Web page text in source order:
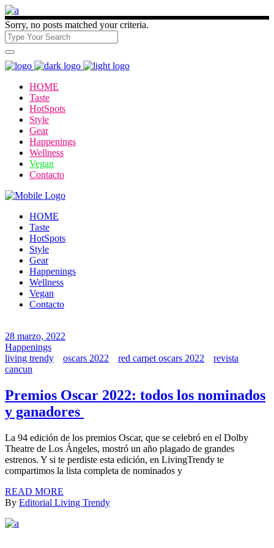
Sorry, no posts matched your criteria.
HOME
Taste
HotSpots
Style
Gear
Happenings
Wellness
Vegan
Contacto
HOME
Taste
HotSpots
Style
Gear
Happenings
Wellness
Vegan
Contacto
28 marzo, 2022
Happenings
living trendy
oscars 2022 red carpet oscars 2022
revista
cancun
Premios Oscar 2022: todos los nominados
y ganadores
La 94 edición de los premios Oscar, que se celebró en el Dolby
Theatre de Los Ángeles, mostró un año plagado de grandes
estrenos. Y si te perdiste esta edición, en LivingTrendy te
compartimos la lista completa de nominados y
READ MORE
By Editorial Living Trendy